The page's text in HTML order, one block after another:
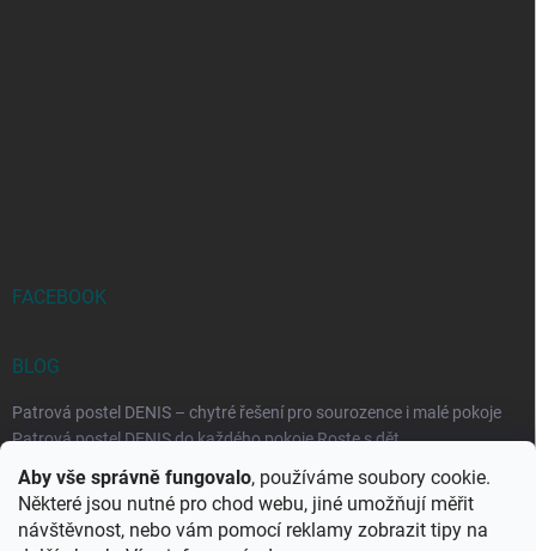
Aby vše správně fungovalo, používáme soubory cookie.
Některé jsou nutné pro chod webu, jiné umožňují měřit
návštěvnost, nebo vám pomocí reklamy zobrazit tipy na
FACEBOOK
BLOG
Patrová postel DENIS – chytré řešení pro sourozence i malé pokoje
Patrová postel DENIS do každého pokoje Roste s dět...
Rozkládací postele RELAX – ideální řešení pro malé prostory i
každodenní spaní
Rozkládací postel, která se přizpůsobí vašemu živo...